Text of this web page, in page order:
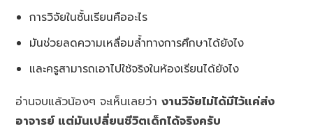
การวิจัยในชั้นเรียนคืออะไร
มันช่วยลดความเหลื่อมล้ำทางการศึกษาได้ยังไง
และครูสามารถเอาไปใช้จริงในห้องเรียนได้ยังไง
อ่านจบแล้วน้องๆ จะเห็นเลยว่างานวิจัยไม่ได้มีไว้แค่ส่ง
อาจารย์ แต่มันเปลี่ยนชีวิตเด็กได้จริงครับ